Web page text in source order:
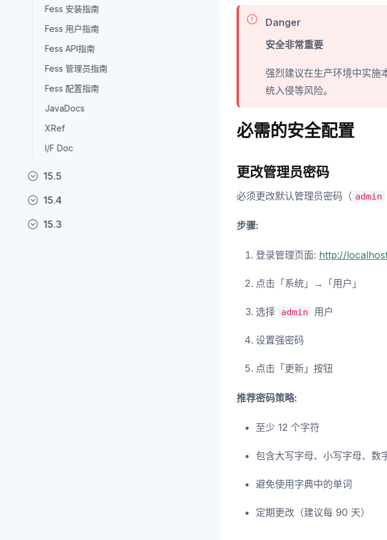
Fess 安装指南
Fess 用户指南
Fess API指南
Fess 管理员指南
Fess 配置指南
JavaDocs
XRef
I/F Doc
15.5
15.4
15.3
Danger
安全非常重要
强烈建议在生产环境中实施
统入侵等风险。
必需的安全配置
更改管理员密码
必须更改默认管理员密码（ admin
步骤:
登录管理页面: http://
点击「系统」→「用户」
选择 admin 用户
设置强密码
点击「更新」按钮
推荐密码策略:
至少 12 个字符
包含大写字母、小写字母、数
避免使用字典中的单词
定期更改（建议每 90 天）